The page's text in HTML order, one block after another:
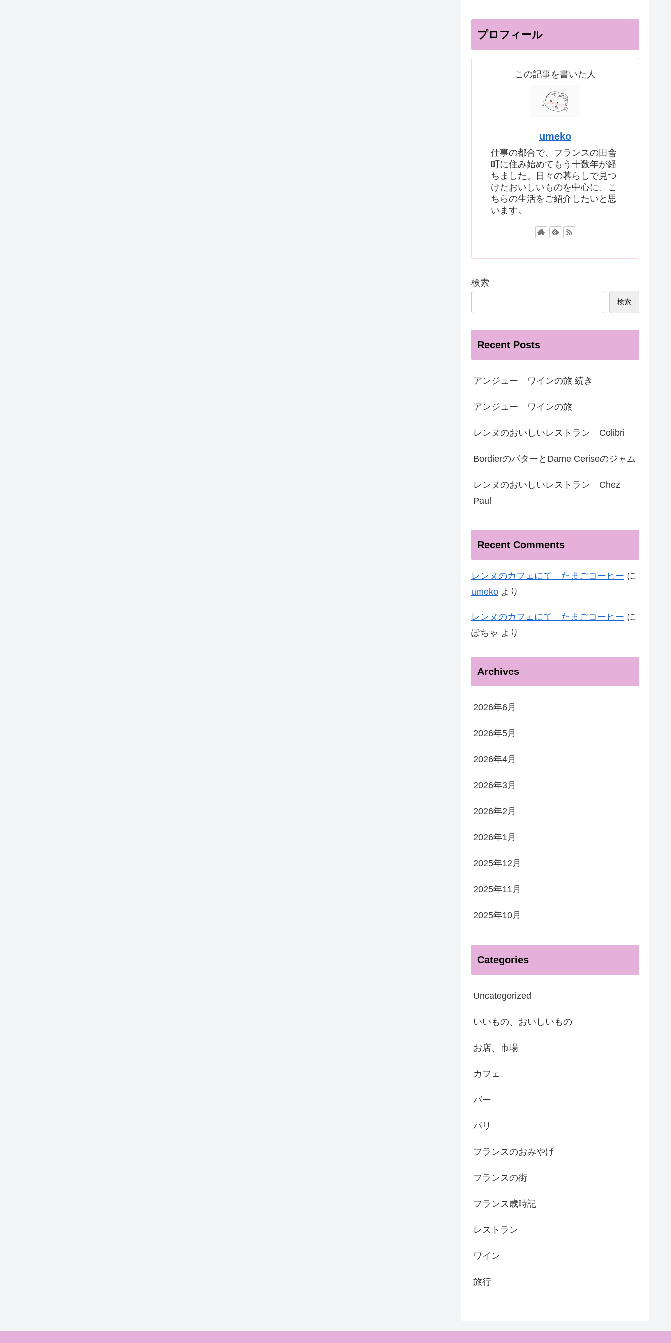
プロフィール
この記事を書いた人
umeko
仕事の都合で、フランスの田舎
町に住み始めてもう十数年が経
ちました。日々の暮らしで見つ
けたおいしいものを中心に、こ
ちらの生活をご紹介したいと思
います。
検索
検索
Recent Posts
アンジュー ワインの旅 続き
アンジュー ワインの旅
レンヌのおいしいレストラン Colibri
BordierのバターとDame Ceriseのジャム
レンヌのおいしいレストラン Chez
Paul
Recent Comments
レンヌのカフェにて たまごコーヒー に
umeko より
レンヌのカフェにて たまごコーヒー に
ぽちゃ より
Archives
2026年6月
2026年5月
2026年4月
2026年3月
2026年2月
2026年1月
2025年12月
2025年11月
2025年10月
Categories
Uncategorized
いいもの、おいしいもの
お店、市場
カフェ
バー
パリ
フランスのおみやげ
フランスの街
フランス歳時記
レストラン
ワイン
旅行